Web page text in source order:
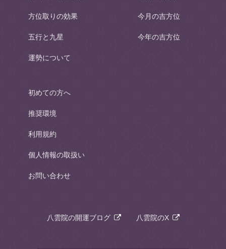
方位取りの効果
五行と九星
運勢について
今月の吉方位
今年の吉方位
初めての方へ
推奨環境
利用規約
個人情報の取扱い
お問い合わせ
八雲院の開運ブログ 八雲院のX